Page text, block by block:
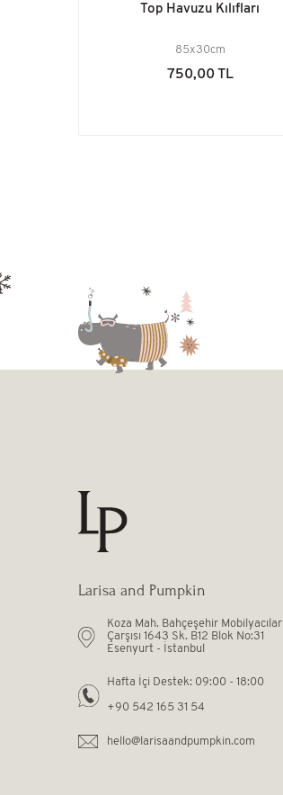
Top Havuzu Kılıfları
85x30cm
750,00 TL
Larisa and Pumpkin
Koza Mah. Bahçeşehir Mobilyacılar
Çarşısı 1643 Sk. B12 Blok No:31
Esenyurt - İstanbul
Hafta İçi Destek: 09:00 - 18:00
+90 542 165 31 54
hello@larisaandpumpkin.com